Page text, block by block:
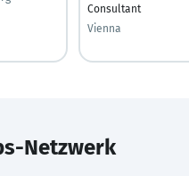
Consultant
Vienna
Netzwerk